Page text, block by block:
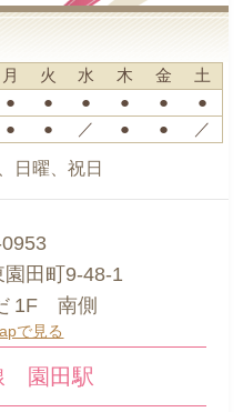
月 火 水 木 金
土
● ● ● ● ●
●
● ● ／ ● ● ／
日曜、祝日
田町9-48-1
1F 南側
で見る
園田駅